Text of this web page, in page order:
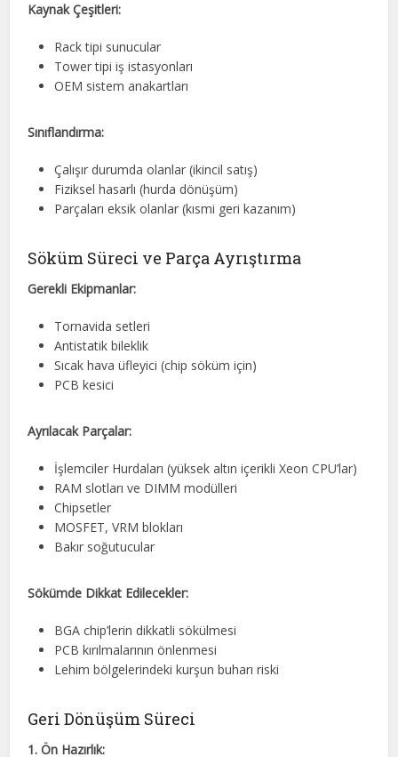
Kaynak Çeşitleri:
Rack tipi sunucular
Tower tipi iş istasyonları
OEM sistem anakartları
Sınıflandırma:
Çalışır durumda olanlar (ikincil satış)
Fiziksel hasarlı (hurda dönüşüm)
Parçaları eksik olanlar (kısmi geri kazanım)
Söküm Süreci ve Parça Ayrıştırma
Gerekli Ekipmanlar:
Tornavida setleri
Antistatik bileklik
Sıcak hava üfleyici (chip söküm için)
PCB kesici
Ayrılacak Parçalar:
İşlemciler Hurdaları (yüksek altın içerikli Xeon CPU’lar)
RAM slotları ve DIMM modülleri
Chipsetler
MOSFET, VRM blokları
Bakır soğutucular
Sökümde Dikkat Edilecekler:
BGA chip’lerin dikkatli sökülmesi
PCB kırılmalarının önlenmesi
Lehim bölgelerindeki kurşun buharı riski
Geri Dönüşüm Süreci
1. Ön Hazırlık: